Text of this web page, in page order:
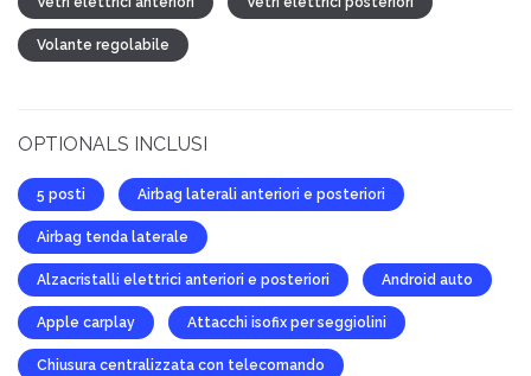
Volante regolabile
OPTIONALS INCLUSI
5 posti Airbag laterali anteriori e posteriori
Airbag tenda laterale
Alzacristalli elettrici anteriori e posteriori Android auto
Apple carplay Attacchi isofix per seggiolini
Chiusura centralizzata con telecomando